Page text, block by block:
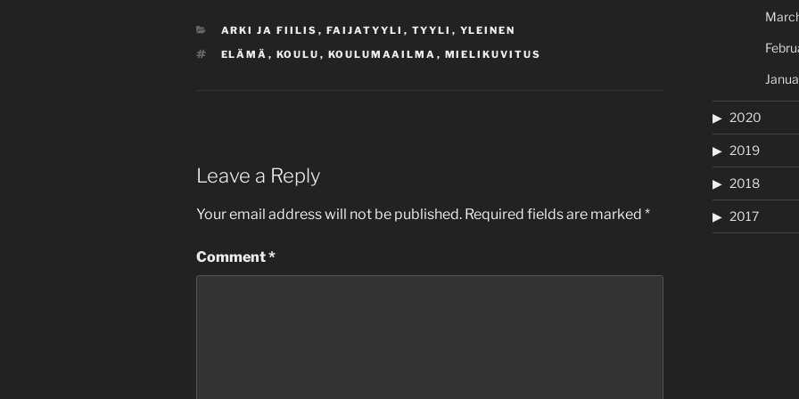
CATEGORIES
ARKI JA FIILIS , FAIJATYYLI , TYYLI , YLEINEN
TAGS
ELÄMÄ , KOULU , KOULUMAAILMA , MIELIKUVITUS
Leave a Reply
Your email address will not be published. Required fields are marked *
Comment*
2020
2019
2018
2017